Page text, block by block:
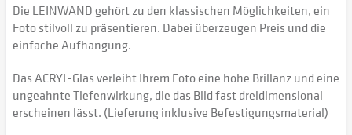
Die LEINWAND gehört zu den klassischen Möglichkeiten, ein
Foto stilvoll zu präsentieren. Dabei überzeugen Preis und die
einfache Aufhängung.
Das ACRYL-Glas verleiht Ihrem Foto eine hohe Brillanz und eine
ungeahnte Tiefenwirkung, die das Bild fast dreidimensional
erscheinen lässt. (Lieferung inklusive Befestigungsmaterial)